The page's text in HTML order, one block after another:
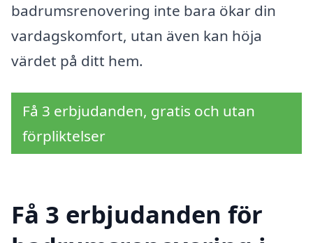
badrumsrenovering inte bara ökar din
vardagskomfort, utan även kan höja
värdet på ditt hem.
Få 3 erbjudanden, gratis och utan
förpliktelser
Få 3 erbjudanden för